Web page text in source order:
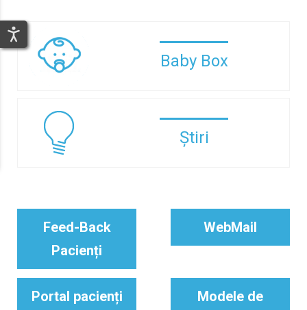
Baby Box
Știri
Feed-Back
Pacienți
WebMail
Portal pacienți
Modele de